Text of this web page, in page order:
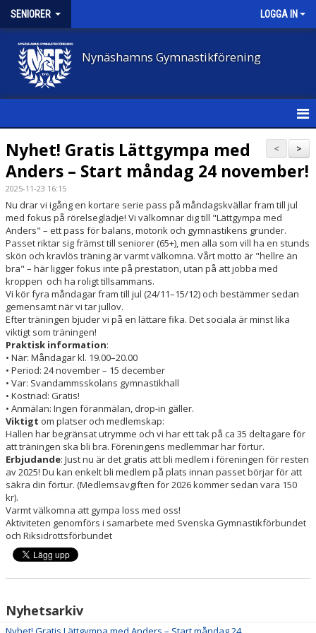
SENIORER LOGGA IN
Nynäshamns Gymnastikförening
HEM
NYHETER
KALENDER
KONTAKT
MAILINGLISTA
>
<
Nyhet! Gratis Lättgympa med
Anders – Start måndag 24 november!
2025-11-23 16:15
Nu drar vi igång en kortare serie pass på måndagskvällar fram till jul
med fokus på rörelseglädje! Vi välkomnar dig till "Lättgympa med
Anders" – ett pass för balans, motorik och gymnastikens grunder.
Passet riktar sig främst till seniorer (65+), men alla som vill ha en stunds
skön och kravlös träning är varmt välkomna. Vårt motto är "hellre än
bra" – här ligger fokus inte på prestation, utan på att jobba med
kroppen och ha roligt tillsammans.
Vi kör fyra måndagar fram till jul (24/11–15/12) och bestämmer sedan
gemensamt när vi tar jullov.
Efter träningen bjuder vi på en lättare fika. Det sociala är minst lika
viktigt som träningen!
Praktisk information:
• När: Måndagar kl. 19.00–20.00
• Period: 24 november – 15 december
• Var: Svandammsskolans gymnastikhall
• Kostnad: Gratis!
• Anmälan: Ingen föranmälan, drop-in gäller.
Viktigt om platser och medlemskap:
Hallen har begränsat utrymme och vi har ett tak på ca 35 deltagare för
att träningen ska bli bra. Föreningens medlemmar har förtur.
Erbjudande: Just nu är det gratis att bli medlem i föreningen för resten
av 2025! Du kan enkelt bli medlem på plats innan passet börjar för att
säkra din förtur. (Medlemsavgiften för 2026 kommer sedan vara 150
kr).
Varmt välkomna att gympa loss med oss!
Aktiviteten genomförs i samarbete med Svenska Gymnastikförbundet
och Riksidrottsförbundet
Nyhetsarkiv